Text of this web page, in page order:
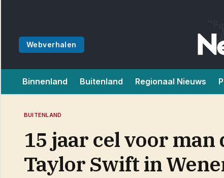
Webverhalen
Binnenland Buitenland Regionaal Nieuws
BUITENLAND
15 jaar cel voor man
Taylor Swift in